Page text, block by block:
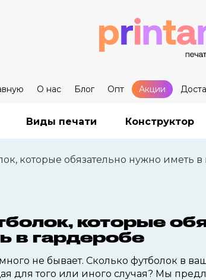
О нас Блог Опт Акции
Виды печати Конструктор
которые обязательно нужно иметь в
которые
в гардеробе
не бывает. Сколько футболок в
для того или иного случая? Мы